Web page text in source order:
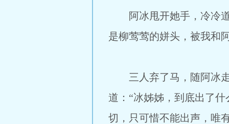
阿冰甩开她手，冷冷道
是柳莺莺的姘头，被我和
三人弃了马，随阿冰走
道：“冰姊姊，到底出了
切，只可惜不能出声，唯